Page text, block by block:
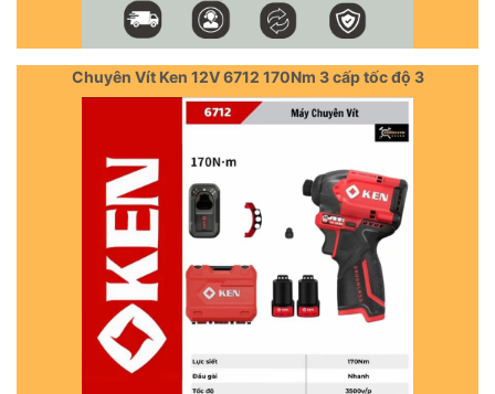
Chuyên Vít Ken 12V 6712 170Nm 3 cấp tốc độ 3